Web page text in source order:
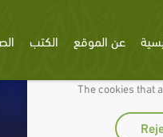
We use cookies to
The cookies that
عن الموقع الكتب